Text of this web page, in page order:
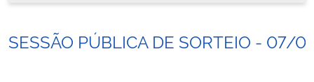
SESSÃO PÚBLICA DE SORTEIO - 07/